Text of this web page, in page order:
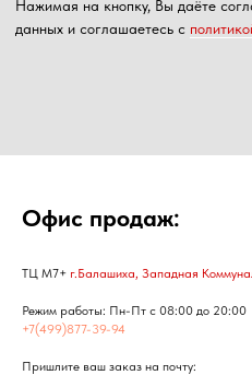
Офис продаж:
ТЦ М7+ г.Балашиха, Западная
Режим работы: Пн-Пт с 08:00 до 20:00
+7(499)877-39-94
Пришлите ваш заказ на почту: